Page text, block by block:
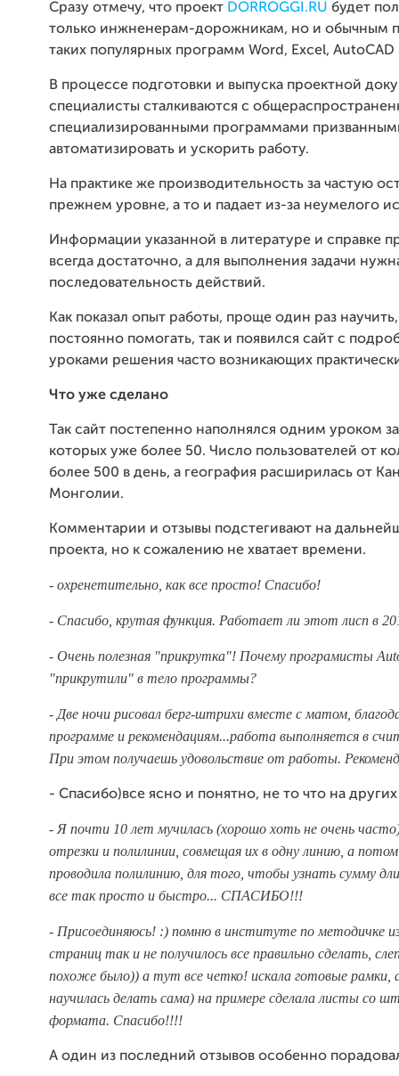
Сразу отмечу, что проект DORROGGI.RU будет
только инжненерам-дорожникам, но и обычным
таких популярных программ Word, Excel, AutoCAD
В процессе подготовки и выпуска проектной
специалисты сталкиваются с
специализированными программами
автоматизировать и ускорить работу.
На практике же производительность за частую
прежнем уровне, а то и падает из-за неумелого
Информации указанной в литературе и справке
всегда достаточно, а для выполнения задачи
последовательность действий.
Как показал опыт работы, проще один раз
постоянно помогать, так и появился сайт с
уроками решения часто возникающих
Что уже сделано
Так сайт постепенно наполнялся одним уроком
которых уже более 50. Число пользователей от
более 500 в день, а география расширилась от
Монголии.
Комментарии и отзывы подстегивают на
проекта, но к сожалению не хватает времени.
- охренетительно, как все просто! Спасибо!
- Спасибо, крутая функция. Работает ли этот лисп в
- Очень полезная "прикрутка"! Почему програмисты
"прикрутили" в тело программы?
- Две ночи рисовал берг-штрихи вместе с матом,
программе и рекомендациям...работа выполняется в
При этом получаешь удовольствие от работы.
- Спасибо)все ясно и понятно, не то что на других
- Я почти 10 лет мучилась (хорошо хоть не очень
отрезки и полилинии, совмещая их в одну линию, а
проводила полилинию, для того, чтобы узнать сумму
все так просто и быстро... СПАСИБО!!!
- Присоединяюсь! :) помню в институте по методичке из
страниц так и не получилось все правильно сделать,
похоже было)) а тут все четко! искала готовые рамки,
научилась делать сама) на примере сделала листы со
формата. Спасибо!!!!
А один из последний отзывов особенно